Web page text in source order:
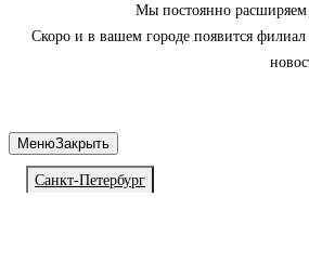
Мы постоянно расширяем
Скоро и в вашем городе появится
Санкт-Петербург
МенюЗакрыть